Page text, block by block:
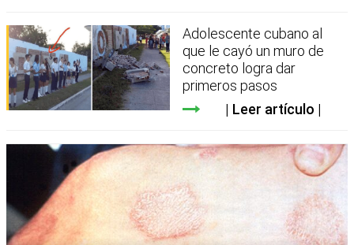
Adolescente cubano al
que le cayó un muro de
concreto logra dar
primeros pasos
Leer artículo